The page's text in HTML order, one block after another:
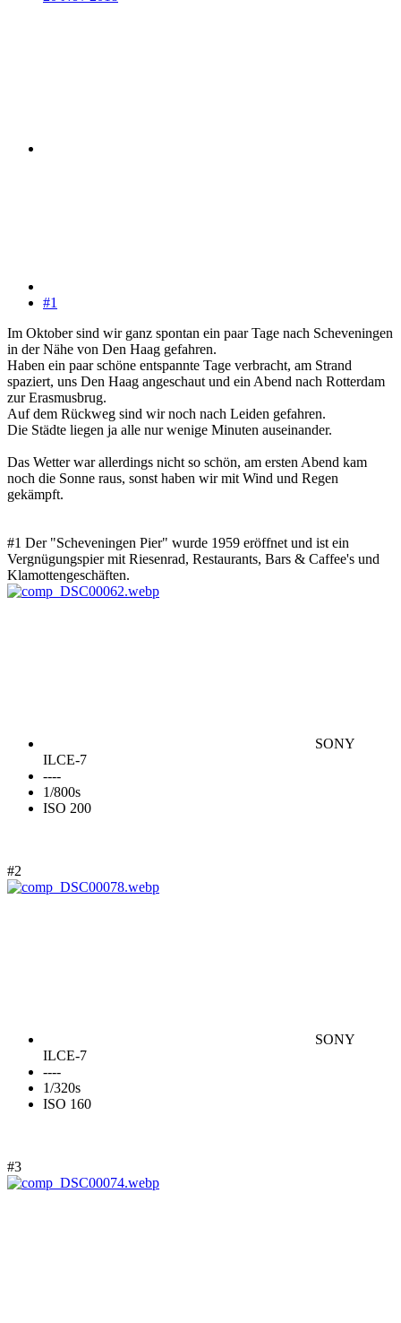
#1
Im Oktober sind wir ganz spontan ein paar Tage nach Scheveningen
in der Nähe von Den Haag gefahren.
Haben ein paar schöne entspannte Tage verbracht, am Strand
spaziert, uns Den Haag angeschaut und ein Abend nach Rotterdam
zur Erasmusbrug.
Auf dem Rückweg sind wir noch nach Leiden gefahren.
Die Städte liegen ja alle nur wenige Minuten auseinander.
Das Wetter war allerdings nicht so schön, am ersten Abend kam
noch die Sonne raus, sonst haben wir mit Wind und Regen
gekämpft.
#1 Der "Scheveningen Pier" wurde 1959 eröffnet und ist ein
Vergnügungspier mit Riesenrad, Restaurants, Bars & Caffee's und
Klamottengeschäften.
SONY
ILCE-7
----
1/800s
ISO 200
#2
SONY
ILCE-7
----
1/320s
ISO 160
#3